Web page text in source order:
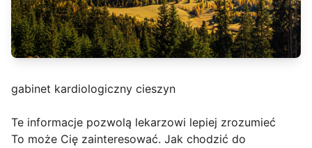
gabinet kardiologiczny cieszyn
Te informacje pozwolą lekarzowi lepiej zrozumieć
To może Cię zainteresować. Jak chodzić do